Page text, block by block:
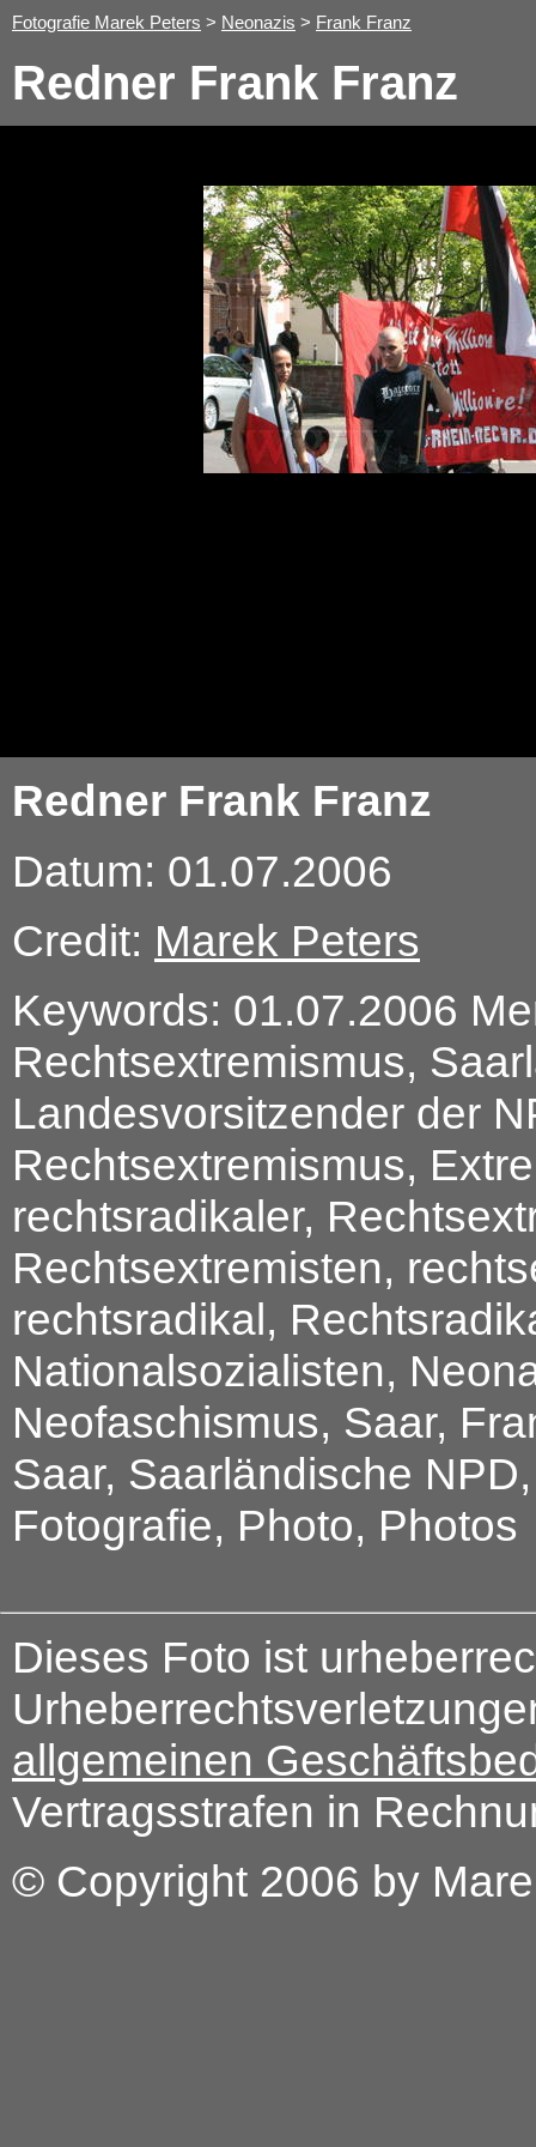
Fotografie Marek Peters > Neonazis > Frank Franz
Redner Frank Franz
Redner Frank Franz
Datum: 01.07.2006
Credit: Marek Peters
Keywords: 01.07.2006
Rechtsextremismus,
Landesvorsitzender der
Rechtsextremismus,
rechtsradikaler,
Rechtsextremisten,
rechtsradikal,
Nationalsozialisten,
Neofaschismus, Saar,
Saar, Saarländische
Fotografie, Photo, Photos
Dieses Foto ist
allgemeinen
Vertragsstrafen in
© Copyright 2006 by